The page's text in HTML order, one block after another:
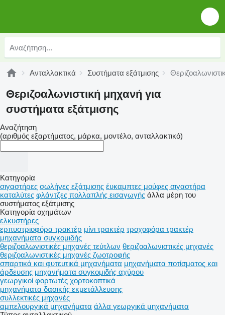
Ανταλλακτικά Συστήματα εξάτμισης
Θεριζοαλωνιστική μηχανή για
συστήματα εξάτμισης
Αναζήτηση
(αριθμός εξαρτήματος, μάρκα, μοντέλο, ανταλλακτικό)
Κατηγορία
σιγαστήρες σωλήνες εξάτμισης έυκαμπτες μούφες σιγαστήρα
καταλύτες φλάντζες πολλαπλής εισαγωγής άλλα μέρη του
συστήματος εξάτμισης
Κατηγορία οχημάτων
ελκυστήρες
ερπυστριοφόρα τρακτέρ μίνι τρακτέρ τροχοφόρα τρακτέρ
μηχανήματα συγκομιδής
θεριζοαλωνιστικές μηχανές τεύτλων θεριζοαλωνιστικές μηχανές
θεριζοαλωνιστικές μηχανές ζωοτροφής
σπαρτικά και φυτευτικά μηχανήματα μηχανήματα ποτίσματος και
άρδευσης μηχανήματα συγκομιδής αχύρου
γεωργικοί φορτωτές χορτοκοπτικά
μηχανήματα δασικής εκμετάλλευσης
συλλεκτικές μηχανές
αμπελουργικά μηχανήματα άλλα γεωργικά μηχανήματα